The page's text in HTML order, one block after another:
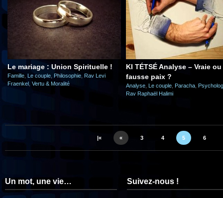
Le mariage : Union Spirituelle !
Famille Le couple Philosophie Rav Levi
Fraenkel Vertu & Moralité
KI TÉTSÉ Analyse – Vraie ou
fausse paix ?
Analyse Le couple Paracha
Rav Raphaël Halimi
|« « 3 4 5 6
Un mot, une vie… Suivez-nous !